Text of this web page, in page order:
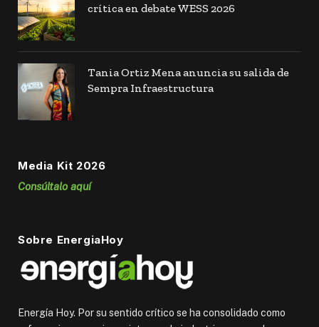
crítica en debate WESS 2026
Tania Ortiz Mena anuncia su salida de
Sempra Infraestructura
Media Kit 2026
Consúltalo aquí
Sobre EnergiaHoy
Energía Hoy. Por su sentido crítico se ha consolidado como